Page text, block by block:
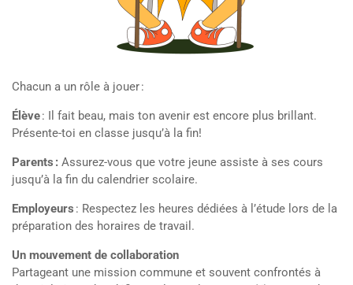
Chacun a un rôle à jouer :
Élève: Il fait beau, mais ton avenir est encore plus brillant.
Présente-toi en classe jusqu’à la fin!
Parents : Assurez-vous que votre jeune assiste à ses cours
jusqu’à la fin du calendrier scolaire.
Employeurs : Respectez les heures dédiées à l’étude lors de la
préparation des horaires de travail.
Un mouvement de collaboration
Partageant une mission commune et souvent confrontés à